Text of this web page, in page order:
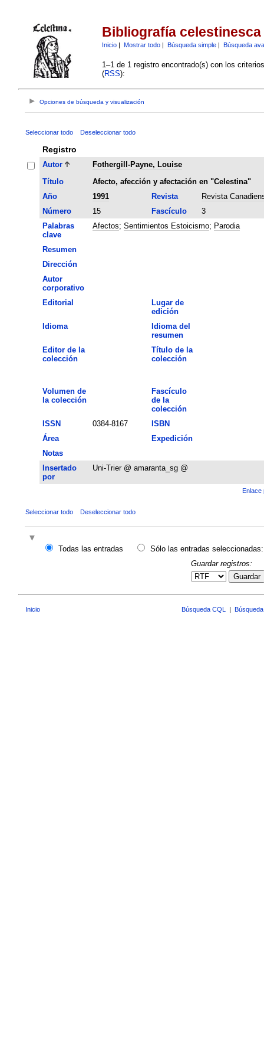
Bibliografía celestinesca
Inicio| Mostrar todo| Búsqueda simple| Búsqueda
1–1 de 1 registro encontrado(s) con los
(RSS):
Opciones de búsqueda y visualización
Seleccionar todo Deseleccionar todo
Registro
Autor
Fothergill-Payne, Louise
Título
Afecto, afección y afectación en "Celestina"
Año
1991 Revista
Revista
Número
15 Fascículo
3
Palabras
clave
Afectos; Sentimientos Estoicismo; Parodia
Resumen
Dirección
Autor
corporativo
Editorial
Lugar de
edición
Idioma
Idioma del
resumen
Editor de la
colección
Título de la
colección
Volumen de
la colección
Fascículo
de la
colección
ISSN
0384-8167
ISBN
Área
Expedición
Notas
Insertado
por
Uni-Trier @ amaranta_sg @
Enlace
Seleccionar todo Deseleccionar todo
Todas las entradas
Sólo las entradas seleccionadas:
Guardar registros:
Guardar
Inicio Búsqueda CQL